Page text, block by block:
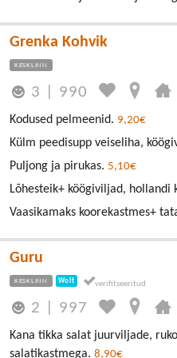
Grenka Kohvik
KESKLINN
3 990
Kodused pelmeenid. 9,20€
Külm peedisupp veiseliha,
Puljong ja pirukas. 5,10€
Lõhesteik+ köögiviljad, hollandi
Vaasikamaks koorekastmes+
Guru
KESKLINN Wolt
2 997
Kana tikka salat juurviljade,
salatikastmega. 8,90€